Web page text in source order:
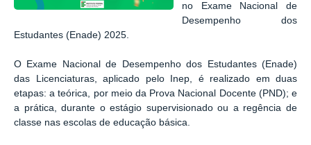
no Exame Nacional de
Desempenho dos
Estudantes (Enade) 2025.
O Exame Nacional de Desempenho dos Estudantes (Enade)
das Licenciaturas, aplicado pelo Inep, é realizado em duas
etapas: a teórica, por meio da Prova Nacional Docente (PND); e
a prática, durante o estágio supervisionado ou a regência de
classe nas escolas de educação básica.